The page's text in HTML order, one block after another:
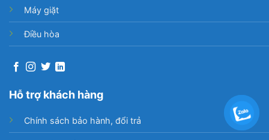
Máy giặt
Điều hòa
Hỗ trợ khách hàng
Chính sách bảo hành, đổi trả